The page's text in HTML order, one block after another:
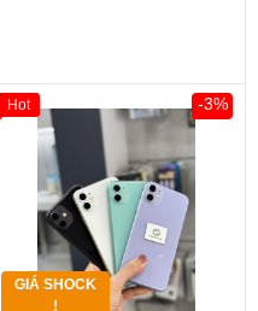
GIÁ SHOCK
!
-3%
Hot